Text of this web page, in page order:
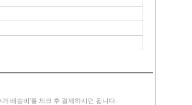
배송비'를 체크 후 결제하시면 됩니다.